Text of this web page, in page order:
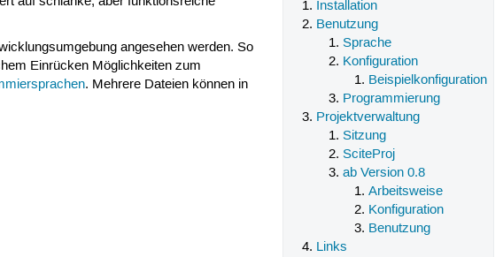
Installation
Benutzung
Sprache
Konfiguration
Beispielkonfiguration
Programmierung
Projektverwaltung
Sitzung
SciteProj
ab Version 0.8
Arbeitsweise
Konfiguration
Benutzung
Links
angesehen werden. So
Einrücken Möglichkeiten zum
. Mehrere Dateien können in